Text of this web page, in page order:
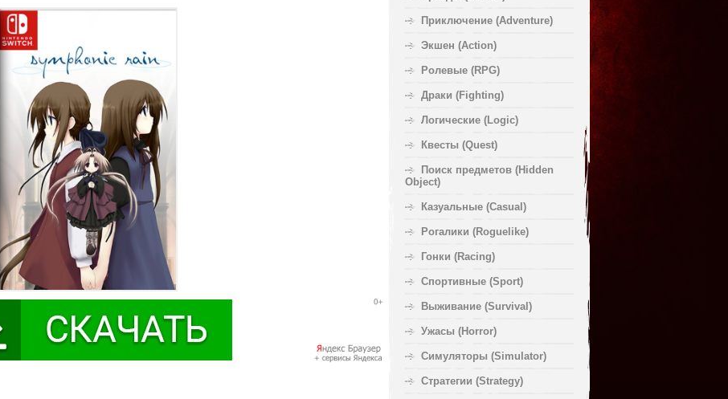
Приключение (Adventure)
Экшен (Action)
Ролевые (RPG)
Драки (Fighting)
Логические (Logic)
Квесты (Quest)
Поиск предметов (Hidden
Object)
Казуальные (Casual)
Рогалики (Roguelike)
Гонки (Racing)
Спортивные (Sport)
Выживание (Survival)
Ужасы (Horror)
Симуляторы (Simulator)
Стратегии (Strategy)